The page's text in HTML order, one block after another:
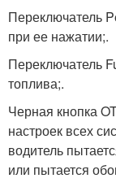
Переключатель
при ее нажатии;.
Переключатель
топлива;.
Черная кнопка
настроек всех
водитель
или пытается